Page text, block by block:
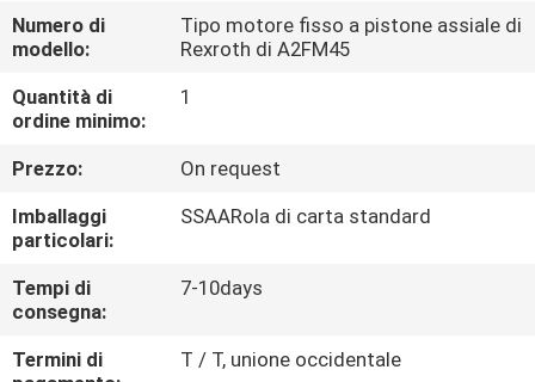
GIRO
DELLA
FABBRICA
CONTROLLO
DI
QUALITÀ
CONTATTICI
Numero di
modello:
Tipo motore fisso a pistone assiale di
Rexroth di A2FM45
Quantità di
ordine minimo:
1
Prezzo:
On request
Imballaggi
particolari:
SSAARola di carta standard
Tempi di
consegna:
7-10days
Termini di
T / T, unione occidentale